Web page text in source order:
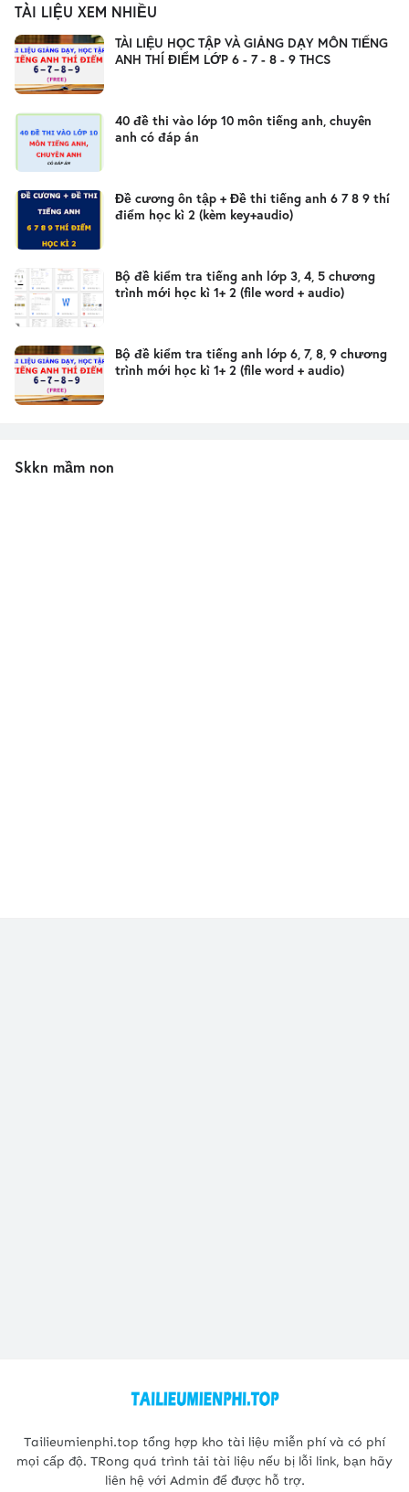
TÀI LIỆU XEM NHIỀU
TÀI LIỆU HỌC TẬP VÀ GIẢNG DẠY MÔN TIẾNG
ANH THÍ ĐIỂM LỚP 6 - 7 - 8 - 9 THCS
40 đề thi vào lớp 10 môn tiếng anh, chuyên
anh có đáp án
Đề cương ôn tập + Đề thi tiếng anh 6 7 8 9 thí
điểm học kì 2 (kèm key+audio)
Bộ đề kiểm tra tiếng anh lớp 3, 4, 5 chương
trình mới học kì 1+ 2 (file word + audio)
Bộ đề kiểm tra tiếng anh lớp 6, 7, 8, 9 chương
trình mới học kì 1+ 2 (file word + audio)
Skkn mầm non
Tailieumienphi.top tổng hợp kho tài liệu miễn phí và có phí
mọi cấp độ. TRong quá trình tải tài liệu nếu bị lỗi link, bạn hãy
liên hệ với Admin để được hỗ trợ.